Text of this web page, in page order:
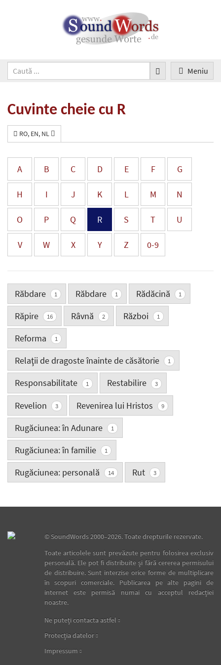
Meniu
Cuvinte cheie cu R
RO, EN, NL
A B C D E F G
H I J K L M N
O P Q R S T U
V W X Y Z 0-9
Răbdare 1 Răbdare 1 Rădăcină 1
Răpire 16 Râvnă 2 Război 1
Reforma 1
Relaţii de dragoste înainte de căsătorie 1
Responsabilitate 1 Restabilire 3
Revelion 3 Revenirea lui Hristos 9
Rugăciunea: în Adunare 1
Rugăciunea: în familie 1
Rugăciunea: personală 14 Rut 3
©SoundWords2000–2026. Toate drepturile rezervate.
Toate articolele sunt prevăzute pentru folosirea exclusiv
personală. Ele pot fi distribuite şi fără cererea permisului
de distribuire. Sunt interzise orice forme de multiplicare
în scopuri comerciale. Publicarea pe alte pagini de
internet este permisă numai cu acceptul redacţiei
noastre.
Ne puteţi contacta astfel
Protecţia datelor
Impressum